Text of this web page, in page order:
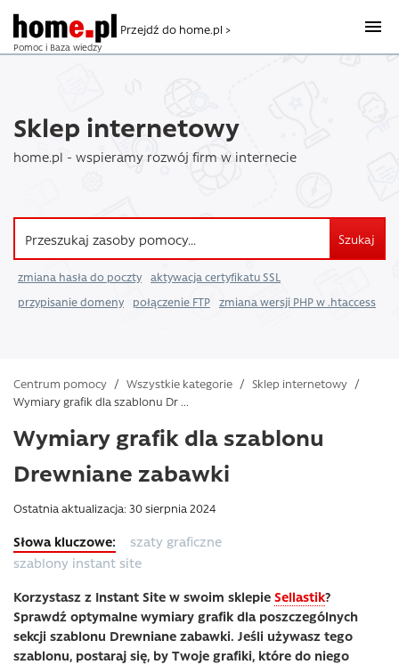
Pomoc i Baza wiedzy
Przejdź do home.pl >
Sklep internetowy
home.pl - wspieramy rozwój firm w internecie
Szukaj
zmiana hasła do poczty
aktywacja certyfikatu SSL
przypisanie domeny
połączenie FTP zmiana wersji PHP w .htaccess
Centrum pomocy / Wszystkie kategorie / Sklep internetowy /
Wymiary grafik dla szablonu Dr ...
Wymiary grafik dla szablonu
Drewniane zabawki
Ostatnia aktualizacja: 30 sierpnia 2024
szaty graficzne
szablony instant site
Korzystasz z Instant Site w swoim sklepie Sellastik?
Sprawdź optymalne wymiary grafik dla poszczególnych
sekcji szablonu Drewniane zabawki. Jeśli używasz tego
szablonu, postaraj się, by Twoje grafiki, które do niego